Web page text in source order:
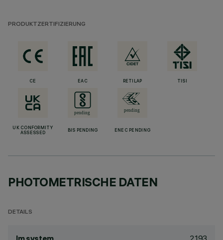
PRODUKTZERTIFIZIERUNG
CE EAC RETILAP TISI
UK CONFORMITY
ASSESSED
BIS PENDING ENEC PENDING
PHOTOMETRISCHE DATEN
DETAILS
2193